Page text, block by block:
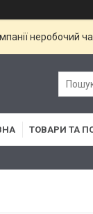
неробочий
ТОВАРИ ТА